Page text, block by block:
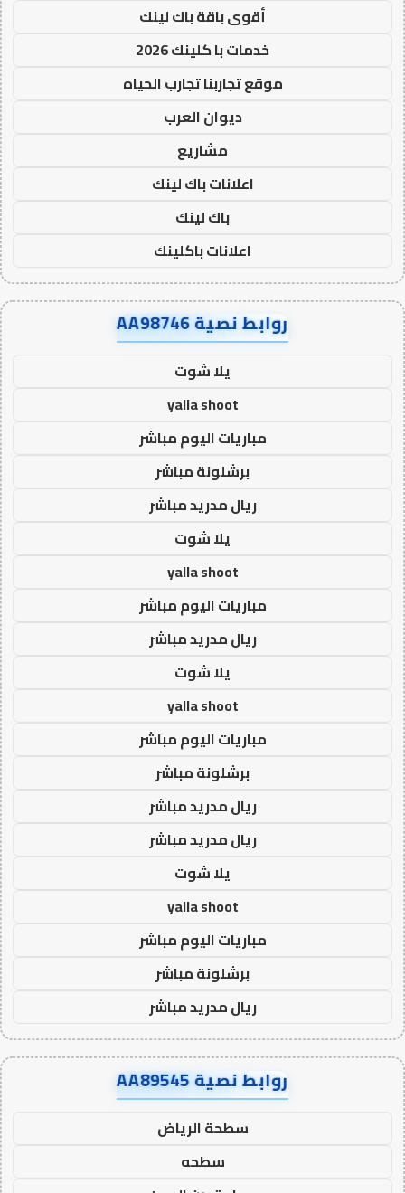
أقوى باقة باك لينك
خدمات با كلينك 2026
موقع تجاربنا تجارب الحياه
ديوان العرب
مشاريع
اعلانات باك لينك
باك لينك
اعلانات باكلينك
روابط نصية AA98746
يلا شوت
yalla shoot
مباريات اليوم مباشر
برشلونة مباشر
ريال مدريد مباشر
يلا شوت
yalla shoot
مباريات اليوم مباشر
ريال مدريد مباشر
يلا شوت
yalla shoot
مباريات اليوم مباشر
برشلونة مباشر
ريال مدريد مباشر
ريال مدريد مباشر
يلا شوت
yalla shoot
مباريات اليوم مباشر
برشلونة مباشر
ريال مدريد مباشر
روابط نصية AA89545
سطحة الرياض
سطحه